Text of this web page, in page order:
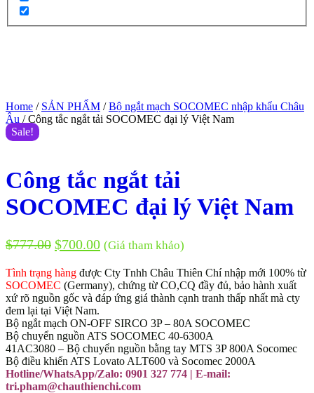
Home / SẢN PHẨM /Bộ ngắt mạch SOCOMEC nhập khẩu Châu
Âu / Công tắc ngắt tải SOCOMEC đại lý Việt Nam
Sale!
Công tắc ngắt tải
SOCOMEC đại lý Việt Nam
$777.00 $700.00 (Giá tham khảo)
Tình trạng hàng được Cty Tnhh Châu Thiên Chí nhập mới 100% từ
SOCOMEC (Germany), chứng từ CO,CQ đầy đủ, bảo hành xuất
xứ rõ nguồn gốc và đáp ứng giá thành cạnh tranh thấp nhất mà cty
đem lại tại Việt Nam.
Bộ ngắt mạch ON-OFF SIRCO 3P – 80A SOCOMEC
Bộ chuyển nguồn ATS SOCOMEC 40-6300A
41AC3080 – Bộ chuyển nguồn bằng tay MTS 3P 800A Socomec
Bộ điều khiển ATS Lovato ALT600 và Socomec 2000A
Hotline/WhatsApp/Zalo: 0901 327 774 | E-mail:
tri.pham@chauthienchi.com